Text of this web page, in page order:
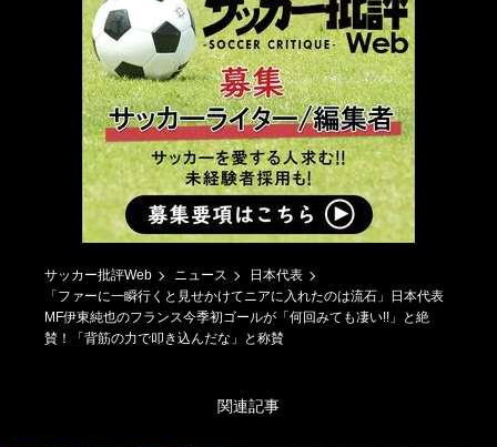
サッカー批評Web ニュース
日本代表
「ファーに一瞬行くと見せかけてニアに入れたのは流石」日本代表
MF伊東純也のフランス今季初ゴールが「何回みても凄い!!」と絶
賛！「背筋の力で叩き込んだな」と称賛
関連記事